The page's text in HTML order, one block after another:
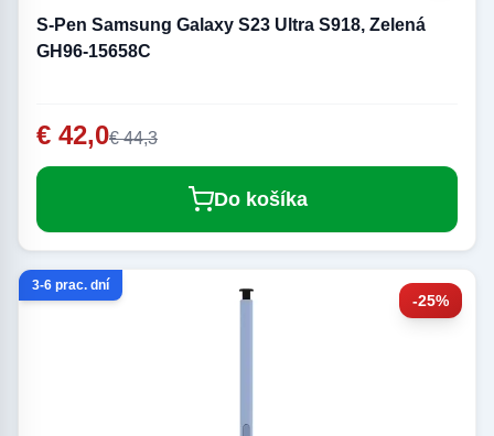
S-Pen Samsung Galaxy S23 Ultra S918, Zelená
GH96-15658C
€ 42,0€ 44,3
Do košíka
-25%
3-6 prac. dní